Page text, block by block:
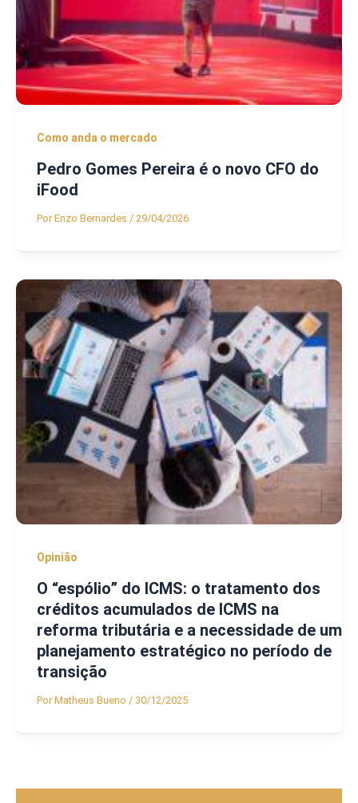
Como anda o mercado
Pedro Gomes Pereira é o novo CFO do
iFood
PorEnzo Bernardes / 29/04/2026
Opinião
O “espólio” do ICMS: o tratamento dos
créditos acumulados de ICMS na
reforma tributária e a necessidade de um
planejamento estratégico no período de
transição
PorMatheus Bueno / 30/12/2025